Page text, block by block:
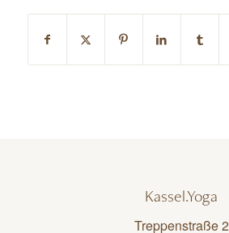
Kassel.Yoga
Treppenstraße 2